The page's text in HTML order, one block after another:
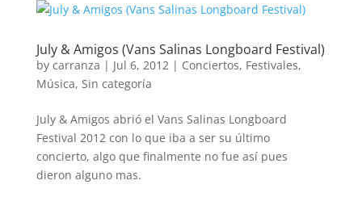
July & Amigos (Vans Salinas Longboard Festival)
by carranza | Jul 6, 2012| Conciertos, Festivales,
Música, Sin categoría
July & Amigos abrió el Vans Salinas Longboard
Festival 2012 con lo que iba a ser su último
concierto, algo que finalmente no fue así pues
dieron alguno mas.